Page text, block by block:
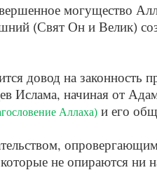
могущество
(Свят Он и Велик)
довод на законность
Ислама, начиная от
Аллаха)и его
не опираются ни